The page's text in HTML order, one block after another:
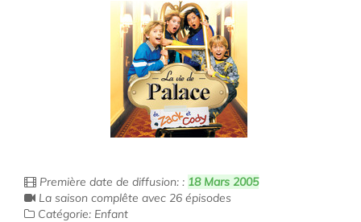
Première date de diffusion: : 18 Mars 2005
La saison complête avec 26 épisodes
Catégorie: Enfant